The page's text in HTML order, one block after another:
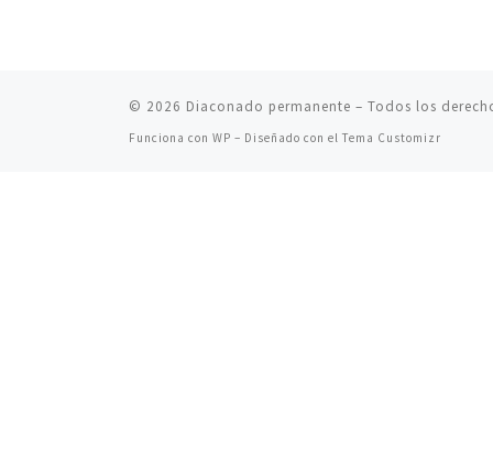
© 2026 Diaconado permanente – Todos los
Funciona con WP – Diseñado con el Tema Customizr